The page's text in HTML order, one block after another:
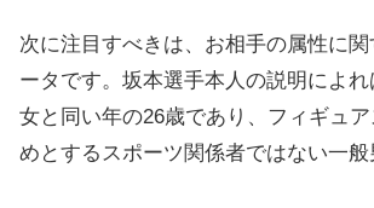
次に注目すべきは、お相手の属性に
ータです。坂本選手本人の説明によ
女と同い年の26歳であり、フィギュ
めとするスポーツ関係者ではない一般